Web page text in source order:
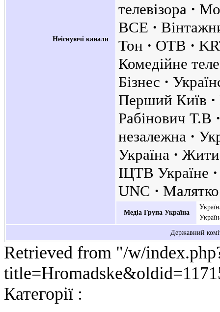
Неіснуючі канали
телевізора
BCE
Тон
ОТВ
Комедійне
Бізнес
Перший Київ
Рабінович Т.В
незалежна
Україна
ІЦТВ Україне
UNC
Медіа Група Україна
Державний
Retrieved from "/w/
Категорії :